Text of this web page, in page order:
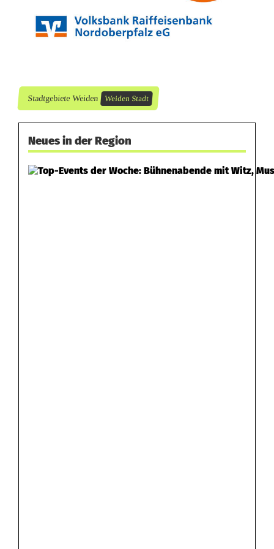
e
r
Stadtgebiete Weiden Weiden Stadt
Neues in der Region